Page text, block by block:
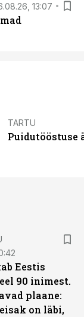
13:07
TARTU
Puidutööstuse
Eestis
90 inimest.
plaane:
on läbi,